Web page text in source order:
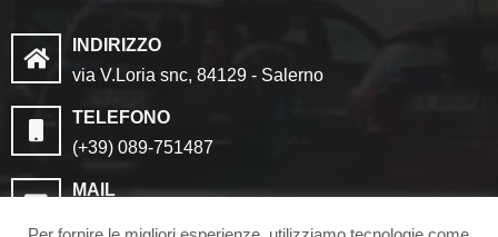
INDIRIZZO
via V.Loria snc, 84129 - Salerno
TELEFONO
(+39) 089-751487
MAIL